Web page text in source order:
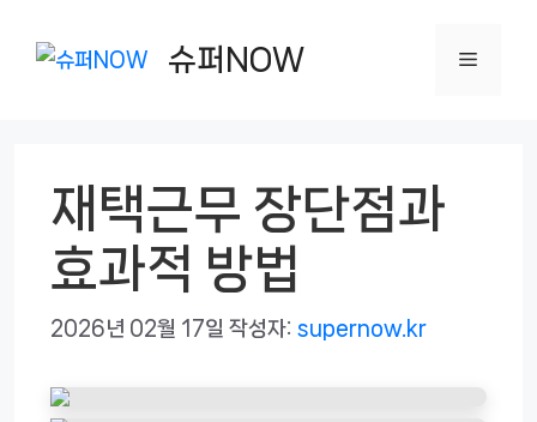
슈퍼NOW 메
재택근무 장단점과
효과적 방법
2026년 02월 17일 작성자: supernow.kr